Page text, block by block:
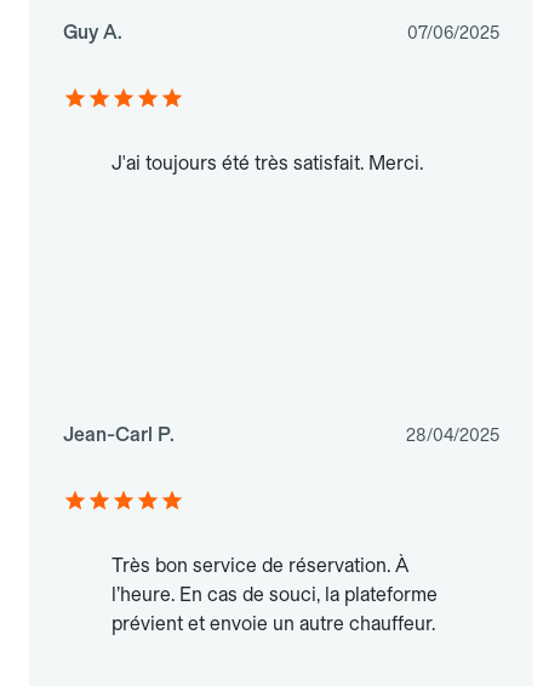
Guy A. 07/06/2025
J'ai toujours été très satisfait. Merci.
Jean-Carl P. 28/04/2025
Très bon service de réservation. À
l’heure. En cas de souci, la plateforme
prévient et envoie un autre chauffeur.